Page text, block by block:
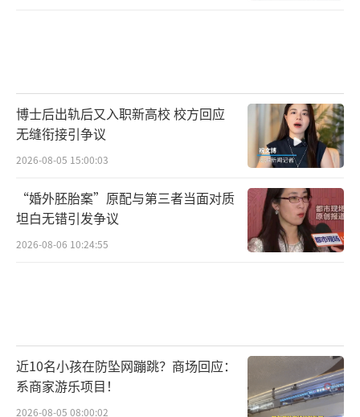
博士后出轨后又入职新高校 校方回应
无缝衔接引争议
2026-08-05 15:00:03
“婚外胚胎案”原配与第三者当面对质
坦白无错引发争议
2026-08-06 10:24:55
近10名小孩在防坠网蹦跳？商场回应：
系商家游乐项目！
2026-08-05 08:00:02